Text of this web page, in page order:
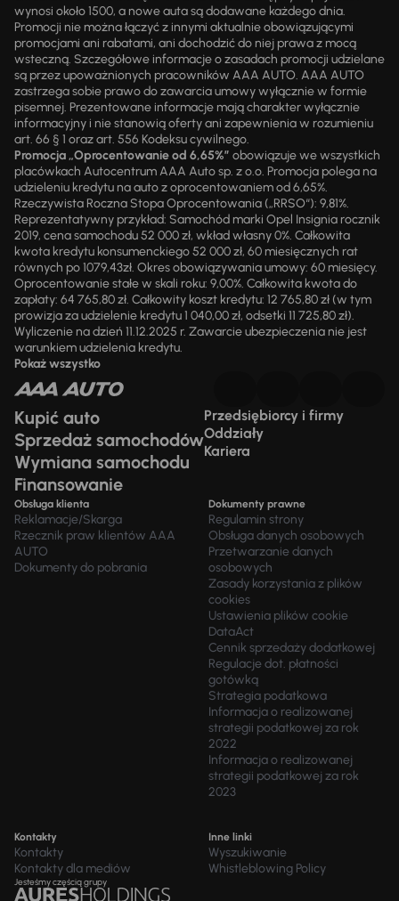
wynosi około 1500, a nowe auta są dodawane każdego dnia.
Promocji nie można łączyć z innymi aktualnie obowiązującymi
promocjami ani rabatami, ani dochodzić do niej prawa z mocą
wsteczną. Szczegółowe informacje o zasadach promocji udzielane
są przez upoważnionych pracowników AAA AUTO. AAA AUTO
zastrzega sobie prawo do zawarcia umowy wyłącznie w formie
pisemnej. Prezentowane informacje mają charakter wyłącznie
informacyjny i nie stanowią oferty ani zapewnienia w rozumieniu
art. 66 § 1 oraz art. 556 Kodeksu cywilnego.
Promocja „Oprocentowanie od 6,65%” obowiązuje we wszystkich
placówkach Autocentrum AAA Auto sp. z o.o. Promocja polega na
udzieleniu kredytu na auto z oprocentowaniem od 6,65%.
Rzeczywista Roczna Stopa Oprocentowania („RRSO“): 9,81%.
Reprezentatywny przykład: Samochód marki Opel Insignia rocznik
2019, cena samochodu 52 000 zł, wkład własny 0%. Całkowita
kwota kredytu konsumenckiego 52 000 zł, 60 miesięcznych rat
równych po 1079,43zł. Okres obowiązywania umowy: 60 miesięcy.
Oprocentowanie stałe w skali roku: 9,00%. Całkowita kwota do
zapłaty: 64 765,80 zł. Całkowity koszt kredytu: 12 765,80 zł (w tym
prowizja za udzielenie kredytu 1 040,00 zł, odsetki 11 725,80 zł).
Wyliczenie na dzień 11.12.2025 r. Zawarcie ubezpieczenia nie jest
warunkiem udzielenia kredytu.
Pokaż wszystko
Kupić auto
Sprzedaż samochodów
Wymiana samochodu
Finansowanie
Przedsiębiorcy i firmy
Oddziały
Kariera
Obsługa klienta
Reklamacje/Skarga
Rzecznik praw klientów AAA
AUTO
Dokumenty do pobrania
Dokumenty prawne
Regulamin strony
Obsługa danych osobowych
Przetwarzanie danych
osobowych
Zasady korzystania z plików
cookies
Ustawienia plików cookie
DataAct
Cennik sprzedaży dodatkowej
Regulacje dot. płatności
gotówką
Strategia podatkowa
Informacja o realizowanej
strategii podatkowej za rok
2022
Informacja o realizowanej
strategii podatkowej za rok
2023
Kontakty
Kontakty
Kontakty dla mediów
Inne linki
Wyszukiwanie
Whistleblowing Policy
Jesteśmy częścią grupy